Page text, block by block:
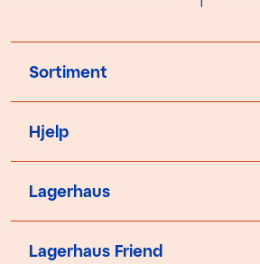
Sortiment
Hjelp
Lagerhaus
Lagerhaus Friend